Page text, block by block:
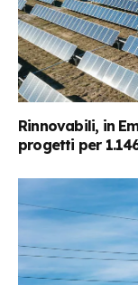
Rinnovabili, in
progetti per